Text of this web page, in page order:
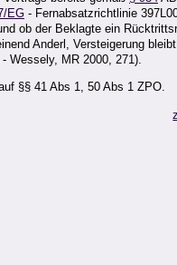
EG - Fernabsatzrichtlinie
ob der Beklagte ein
Anderl, Versteigerung
Wessely, MR 2000, 271).
§§ 41 Abs 1, 50 Abs 1 ZPO.